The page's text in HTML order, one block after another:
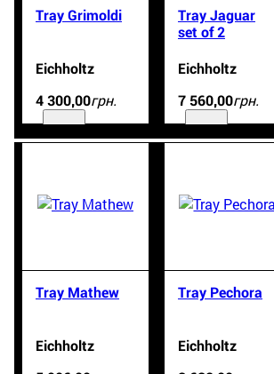
Tray Grimoldi
Eichholtz
4 300,00грн.
Tray Jaguar
set of 2
Eichholtz
7 560,00грн.
Tray Mathew
Eichholtz
Tray Pechora
Eichholtz